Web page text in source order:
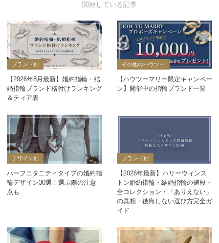
ブランド別
【2026年8月最新】婚約指輪・結
婚指輪ブランド格付けランキング
＆ティア表
その他のハウツー
【ハウツーマリー限定キャンペー
ン】開催中の指輪ブランド一覧
デザイン別
ハーフエタニティタイプの婚約指
輪デザイン30選！選ぶ際の注意
点も
ブランド別
【2026年最新】ハリーウィンス
トン婚約指輪・結婚指輪の値段・
全コレクション・「ありえない」
の真相・後悔しない選び方完全ガ
イド